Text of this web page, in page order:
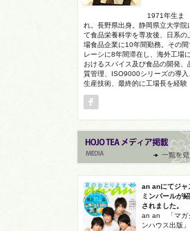
1971年生ま
れ。長野県出身。静岡県立大学院
て食品栄養科学を専攻後、日系の
場食品企業に10年間勤務。その間
レーシに8年間滞在し、海外工場に
おけるスパイス及び食品の開発、
質管理、ISO9000シリーズの導入
生産技術、最終的に工場長を経験
an anにてジャ
ミンパールが
されました。
an an 「マガ
ンハウス出版